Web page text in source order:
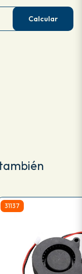
Calcular
31137